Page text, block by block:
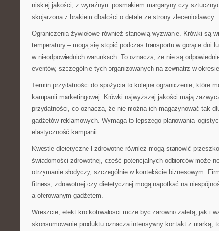
niskiej jakości, z wyraźnym posmakiem margaryny czy
skojarzona z brakiem dbałości o detale ze strony zleceniodawcy.
Ograniczenia żywiołowe również stanowią wyzwanie. Krówki są
temperatury – mogą się stopić podczas transportu w gorące dni
w nieodpowiednich warunkach. To oznacza, że nie są
eventów, szczególnie tych organizowanych na zewnątrz w
Termin przydatności do spożycia to kolejne ograniczenie, które
kampanii marketingowej. Krówki najwyższej jakości mają
przydatności, co oznacza, że nie można ich magazynować tak
gadżetów reklamowych. Wymaga to lepszego planowania
elastyczność kampanii.
Kwestie dietetyczne i zdrowotne również mogą stanowić
świadomości zdrowotnej, część potencjalnych odbiorców może
otrzymanie słodyczy, szczególnie w kontekście biznesowym.
fitness, zdrowotnej czy dietetycznej mogą napotkać na
a oferowanym gadżetem.
Wreszcie, efekt krótkotrwałości może być zarówno zaletą, jak i
skonsumowanie produktu oznacza intensywny kontakt z marką,